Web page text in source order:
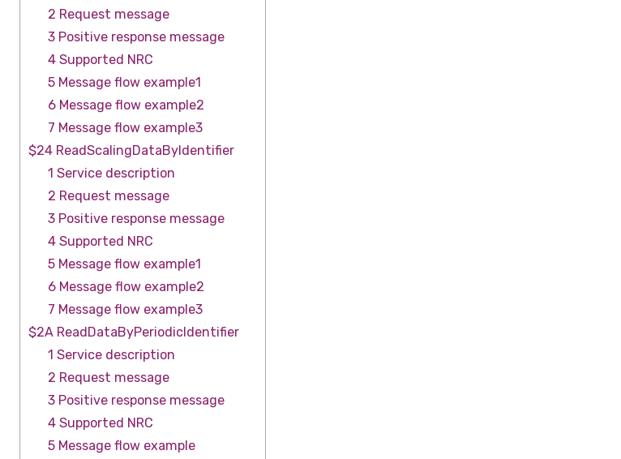
2 Request message
3 Positive response message
4 Supported NRC
5 Message flow example1
6 Message flow example2
7 Message flow example3
$24 ReadScalingDataByIdentifier
1 Service description
2 Request message
3 Positive response message
4 Supported NRC
5 Message flow example1
6 Message flow example2
7 Message flow example3
$2A ReadDataByPeriodicIdentifier
1 Service description
2 Request message
3 Positive response message
4 Supported NRC
5 Message flow example